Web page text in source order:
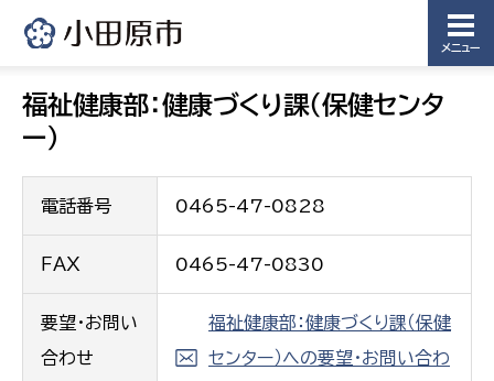
メニュー
福祉健康部：健康づくり課（保健センタ
ー）
電話番号 0465-47-0828
ＦＡＸ 0465-47-0830
要望・お問い
合わせ
福祉健康部：健康づくり課（保健
センター）への要望・お問い合わ